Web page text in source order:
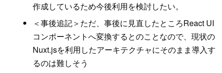
作成しているため今後利用を検討したい。
＜事後追記＞ただ、事後に見直したところReact UI
コンポーネントへ変換するとのことなので、現状の
Nuxt.jsを利用したアーキテクチャにそのまま導入す
るのは難しそう